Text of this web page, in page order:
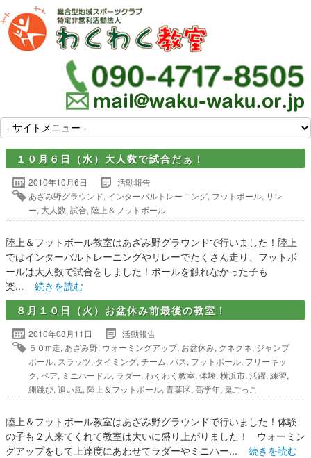
１０月６日（水）大人数で試合だぁ！
2010年10月6日
活動報告
あざみ野グラウンド, インターバルトレーニング, フットボール, リレ
ー, 大人数, 試合, 陸上＆フットボール
陸上＆フットボール教室はあざみ野グラウンドで行いました！陸上
ではインターバルトレーニングやリレーでたくさん走り、フットボ
ールは大人数で試合をしました！ボールを触れなかった子も
楽... 続きを読む
８月１０日（火）お盆休み前最後の教室！
2010年08月11日
活動報告
５０m走, あざみ野, ウォーミングアップ, お盆休み, クネクネ, ジャンプ
ボール, スラッツ, タイミング, チーム, パス, フットボール, フリーキッ
ク, ペア, ミニハードル, ラダー, わくわく教室, 体験, 横浜市, 活躍, 練習,
縄跳び, 追い風, 陸上＆フットボール, 青葉区, 高学年, 鬼ごっこ
陸上＆フットボール教室はあざみ野グラウンドで行いました！体験
の子も２人来てくれて教室は大いに盛り上がりました！ ウォーミン
グアップをして上達度にあわせてラダーやミニハー... 続きを読む